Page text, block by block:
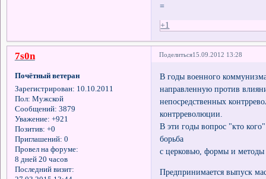
=
+1
Поделиться15.09.2012 13:28
7s0n
Почётный ветеран
Зарегистрирован: 10.10.2011
Пол: Мужской
Сообщений: 3879
Уважение: +921
Позитив: +0
Приглашений: 0
Провел на форуме:
8 дней 20 часов
Последний визит:
В годы военного
направленную против
непосредственных
контрреволюции.
В эти годы вопрос "кто
борьба
с церковью, формы и методы
Предпринимается выпуск